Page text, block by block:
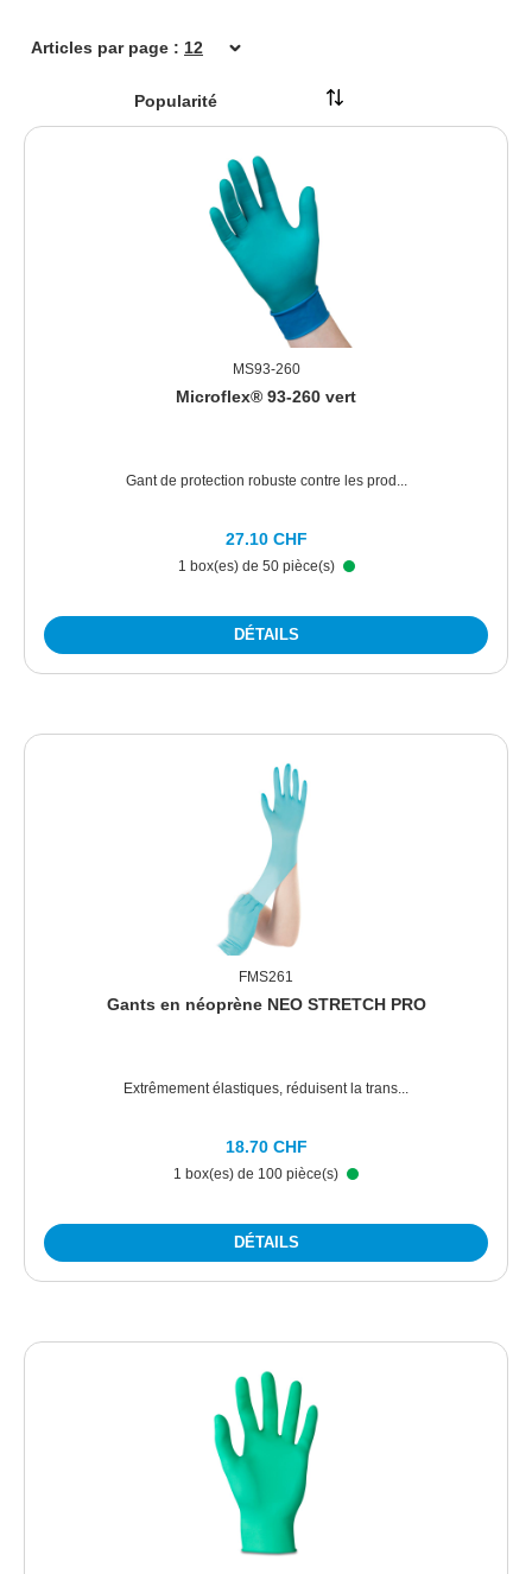
Articles par page :
MS93-260
Microflex® 93-260 vert
Gant de protection robuste contre les prod...
1 box(es) de 50 pièce(s)
27.10 CHF
DÉTAILS
FMS261
Gants en néoprène NEO STRETCH PRO
Extrêmement élastiques, réduisent la trans...
1 box(es) de 100 pièce(s)
18.70 CHF
DÉTAILS